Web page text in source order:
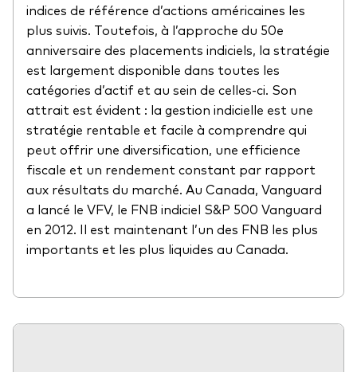
indices de référence d’actions américaines les
plus suivis. Toutefois, à l’approche du 50e
anniversaire des placements indiciels, la stratégie
est largement disponible dans toutes les
catégories d’actif et au sein de celles-ci. Son
attrait est évident : la gestion indicielle est une
stratégie rentable et facile à comprendre qui
peut offrir une diversification, une efficience
fiscale et un rendement constant par rapport
aux résultats du marché. Au Canada, Vanguard
a lancé le VFV, le FNB indiciel S&P 500 Vanguard
en 2012. Il est maintenant l’un des FNB les plus
importants et les plus liquides au Canada.